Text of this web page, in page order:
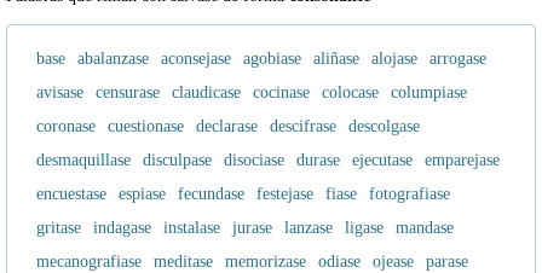
base abalanzase aconsejase agobiase aliñase alojase
arrogase
avisase
censurase claudicase cocinase colocase
columpiase
coronase
cuestionase declarase descifrase
descolgase
desmaquillase
disculpase disociase durase ejecutase
emparejase
encuestase
espiase fecundase festejase fiase
fotografiase
gritase
indagase instalase jurase lanzase ligase
mandase
mecanografiase
meditase memorizase odiase ojease
parase